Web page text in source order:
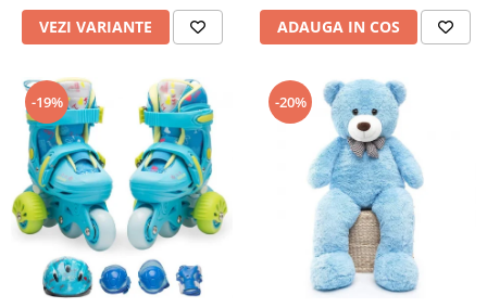
VEZI VARIANTE ADAUGA IN COS
-19% -20%